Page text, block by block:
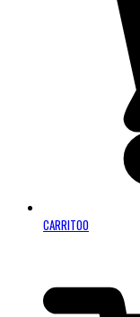
CARRITO0